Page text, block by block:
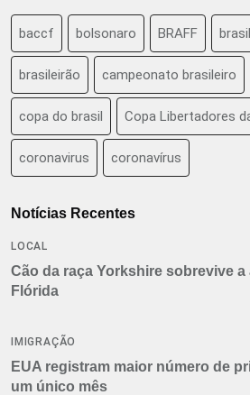
baccf bolsonaro BRAFF brasil
brasileirão campeonato brasileiro
copa do brasil Copa Libertadores
coronavirus coronavírus
Notícias Recentes
LOCAL
Cão da raça Yorkshire sobrevive a
Flórida
IMIGRAÇÃO
EUA registram maior número de
um único mês